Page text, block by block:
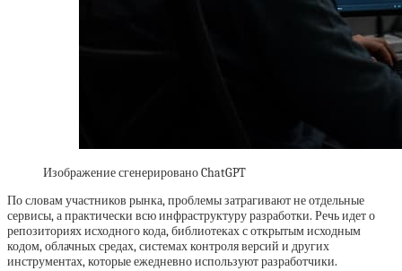
Изображение сгенерировано ChatGPT
По словам участников рынка, проблемы затрагивают не отдельные
сервисы, а практически всю инфраструктуру разработки. Речь идет о
репозиториях исходного кода, библиотеках с открытым исходным
кодом, облачных средах, системах контроля версий и других
инструментах, которые ежедневно используют разработчики.